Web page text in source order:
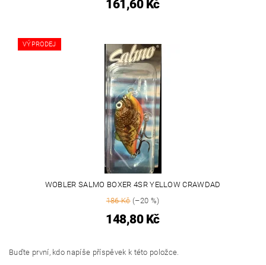
161,60 Kč
VÝPRODEJ
WOBLER SALMO BOXER 4SR YELLOW CRAWDAD
186 Kč(–20 %)
148,80 Kč
Buďte první, kdo napíše příspěvek k této položce.